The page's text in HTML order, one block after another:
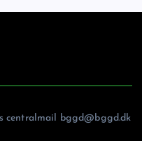
centralmail bggd@bggd.dk